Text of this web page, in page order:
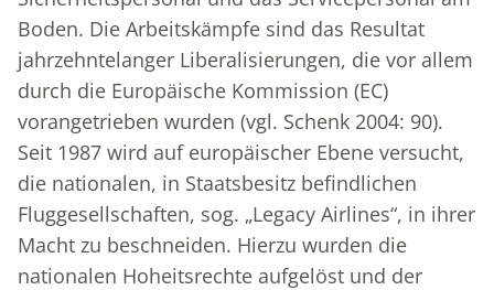
Boden. Die Arbeitskämpfe sind das Resultat
jahrzehntelanger Liberalisierungen, die vor allem
durch die Europäische Kommission (EC)
vorangetrieben wurden (vgl. Schenk 2004: 90).
Seit 1987 wird auf europäischer Ebene versucht,
die nationalen, in Staatsbesitz befindlichen
Fluggesellschaften, sog. „Legacy Airlines“, in ihrer
Macht zu beschneiden. Hierzu wurden die
nationalen Hoheitsrechte aufgelöst und der